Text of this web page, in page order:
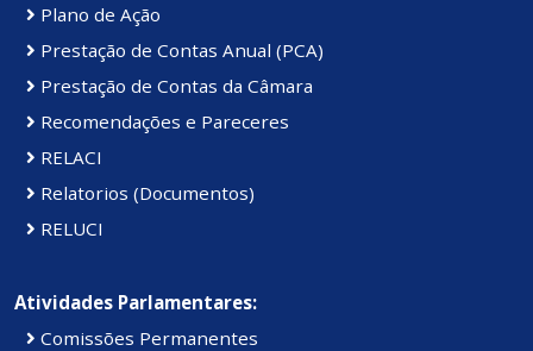
Plano de Ação
Prestação de Contas Anual (PCA)
Prestação de Contas da Câmara
Recomendações e Pareceres
RELACI
Relatorios (Documentos)
RELUCI
Atividades Parlamentares:
Comissões Permanentes